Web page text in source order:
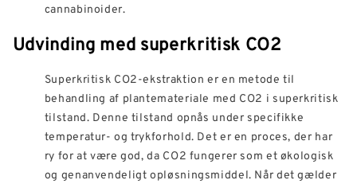
cannabinoider.
Udvinding med superkritisk CO2
Superkritisk CO2-ekstraktion er en metode til
behandling af plantemateriale med CO2 i superkritisk
tilstand. Denne tilstand opnås under specifikke
temperatur- og trykforhold. Det er en proces, der har
ry for at være god, da CO2 fungerer som et økologisk
og genanvendeligt opløsningsmiddel. Når det gælder